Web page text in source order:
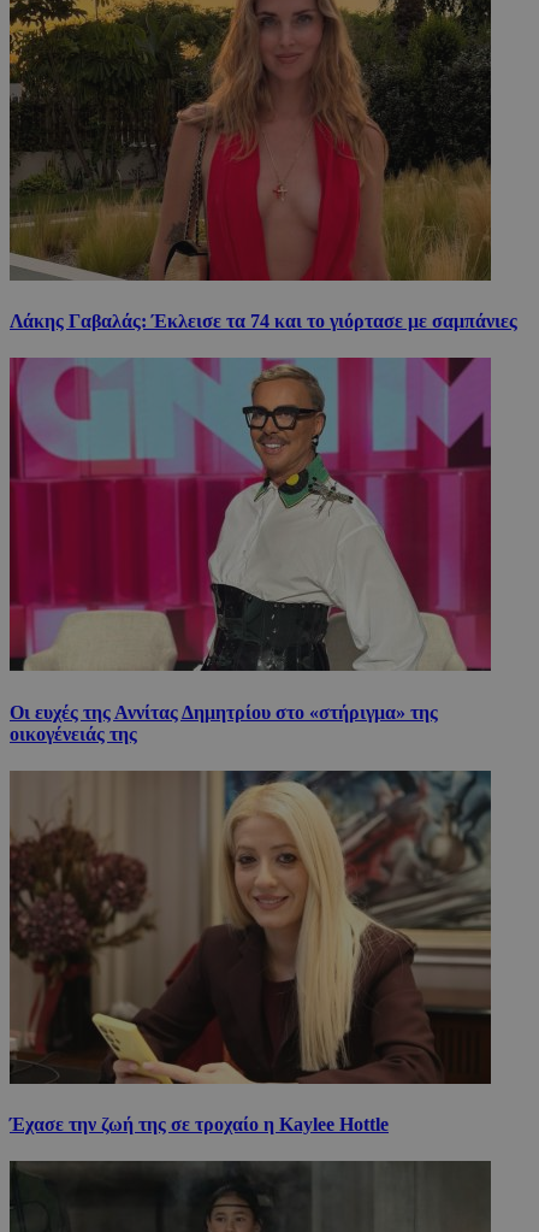
Λάκης Γαβαλάς: Έκλεισε τα 74 και το γιόρτασε με σαμπάνιες
Οι ευχές της Αννίτας Δημητρίου στο «στήριγμα» της
οικογένειάς της
Έχασε την ζωή της σε τροχαίο η Kaylee Hottle